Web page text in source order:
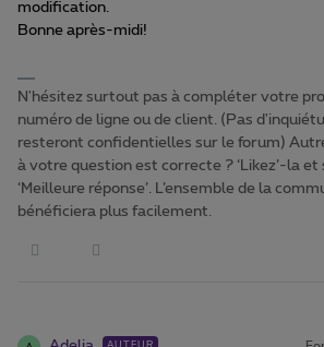
modification.
Bonne après-midi!
N'hésitez surtout pas à compléter votre
numéro de ligne ou de client. (Pas
resteront confidentielles sur le forum)
à votre question est correcte ? ‘Likez’-la
‘Meilleure réponse’. L’ensemble de la
bénéficiera plus facilement.